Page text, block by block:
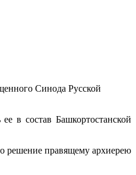
Синода Русской
в состав Башкортостанской
решение правящему архиерею